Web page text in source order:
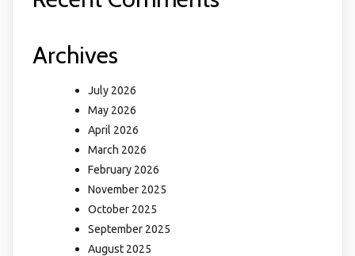
Archives
July 2026
May 2026
April 2026
March 2026
February 2026
November 2025
October 2025
September 2025
August 2025